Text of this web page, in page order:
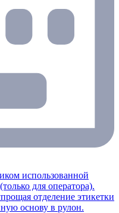
использованной
для оператора).
отделение этикетки
основу в рулон.